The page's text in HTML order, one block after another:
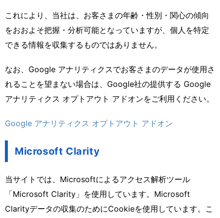
これにより、当社は、お客さまの年齢・性別・関心の傾向
をおおよそ把握・分析可能となっていますが、個人を特定
できる情報を収集するものではありません。
なお、Google アナリティクスでお客さまのデータが使用さ
れることを望まない場合は、Google社の提供する Google
アナリティクス オプトアウト アドオンをご利用ください。
Google アナリティクス オプトアウト アドオン
Microsoft Clarity
当サイトでは、Microsoftによるアクセス解析ツール
「Microsoft Clarity」を使用しています。Microsoft
Clarityデータの収集のためにCookieを使用しています。こ